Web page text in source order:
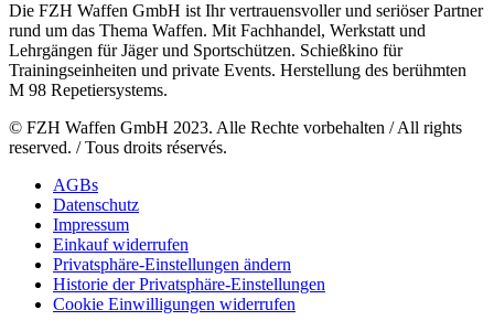
Die FZH Waffen GmbH ist Ihr vertrauensvoller und seriöser Partner
rund um das Thema Waffen. Mit Fachhandel, Werkstatt und
Lehrgängen für Jäger und Sportschützen. Schießkino für
Trainingseinheiten und private Events. Herstellung des berühmten
M 98 Repetiersystems.
© FZH Waffen GmbH 2023. Alle Rechte vorbehalten / All rights
reserved. / Tous droits réservés.
AGBs
Datenschutz
Impressum
Einkauf widerrufen
Privatsphäre-Einstellungen ändern
Historie der Privatsphäre-Einstellungen
Cookie Einwilligungen widerrufen